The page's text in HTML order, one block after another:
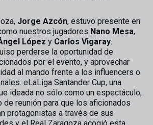
Jorge Azcón, estuvo presente en
nuestros jugadores Nano Mesa,
López y Carlos Vigaray.
perderse la oportunidad de
por el evento, y aprovechar
al mando frente a los influencers o
eLaLiga Santander Cup, una
ideada no sólo como un espectáculo,
de reunión para que los aficionados
protagonistas a través de sus